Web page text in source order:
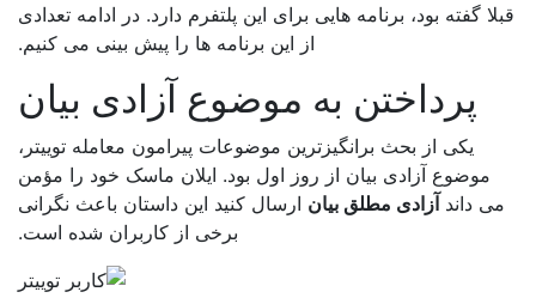
گفته بود، برنامه هایی برای این پلتفرم دارد. در ادامه تعدادی
از این برنامه ها را پیش بینی می کنیم.
پرداختن به موضوع آزادی بیان
یکی از بحث برانگیزترین موضوعات پیرامون معامله توییتر،
موضوع آزادی بیان از روز اول بود. ایلان ماسک خود را مؤمن
داند آزادی مطلق بیان ارسال کنید این داستان باعث نگرانی
برخی از کاربران شده است.